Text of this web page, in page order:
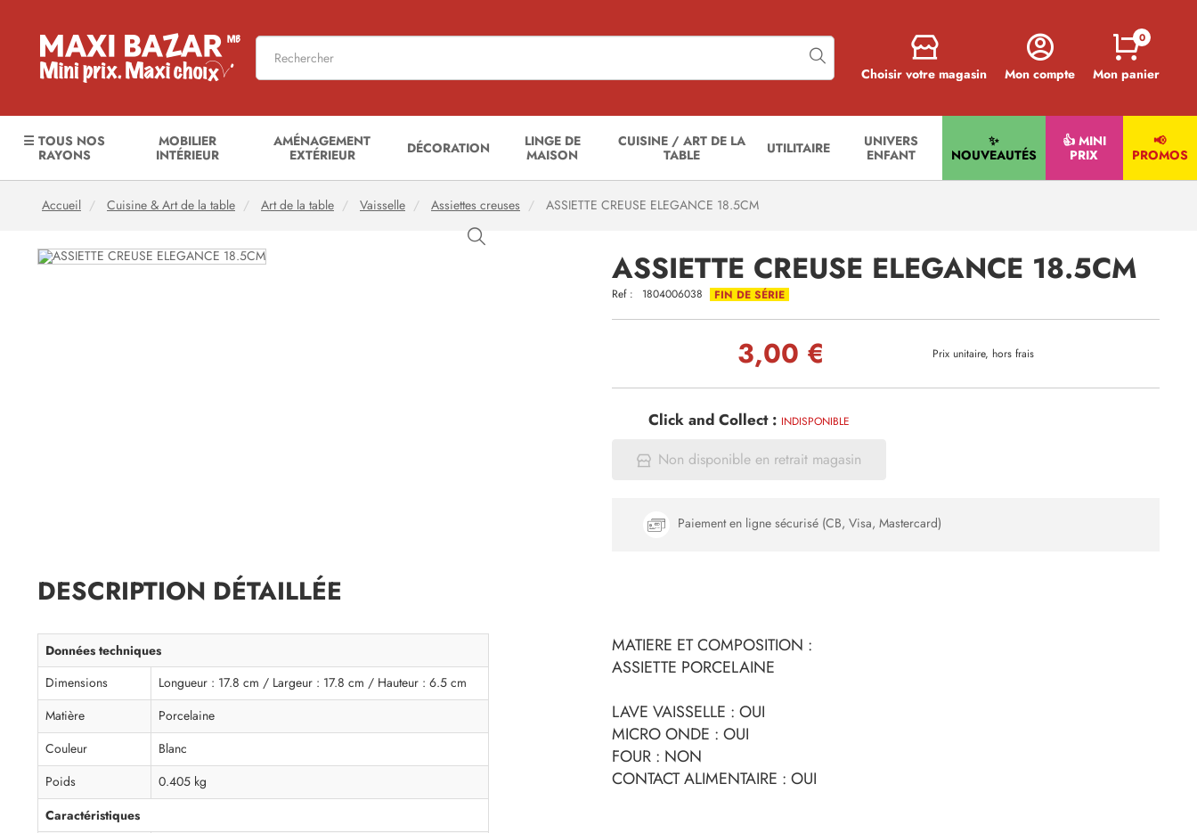
Choisir votre magasin Mon compte Mon panier
0
☰ TOUS NOS
RAYONS
MOBILIER
INTÉRIEUR
AMÉNAGEMENT
EXTÉRIEUR
DÉCORATION
LINGE DE
MAISON
CUISINE / ART DE LA
TABLE
UTILITAIRE
UNIVERS
ENFANT
✨
NOUVEAUTÉS
👍 MINI
PRIX
📢
PROMOS
Accueil Cuisine & Art de la table Art de la table Vaisselle Assiettes creuses ASSIETTE CREUSE ELEGANCE 18.5CM
ASSIETTE CREUSE ELEGANCE 18.5CM
Ref : 1804006038 FIN DE SÉRIE
3,00 € Prix unitaire, hors frais
Click and Collect : INDISPONIBLE
Non disponible en retrait magasin
Paiement en ligne sécurisé (CB, Visa, Mastercard)
DESCRIPTION DÉTAILLÉE
Données techniques
Dimensions
Longueur : 17.8 cm / Largeur : 17.8 cm / Hauteur : 6.5 cm
Matière
Porcelaine
Couleur
Blanc
Poids
0.405 kg
Caractéristiques
MATIERE ET COMPOSITION :
ASSIETTE PORCELAINE
LAVE VAISSELLE : OUI
MICRO ONDE : OUI
FOUR : NON
CONTACT ALIMENTAIRE : OUI